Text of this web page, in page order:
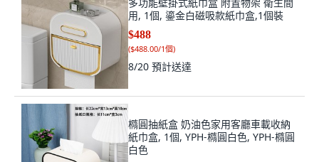
用, 1個, 鎏金白磁吸款紙巾盒,1個裝
$488
($488.00/1個)
8/20 預計送達
橢圓抽紙盒 奶油色家用客廳車載收納
紙巾盒, 1個, YPH-橢圓白色, YPH-橢圓
白色